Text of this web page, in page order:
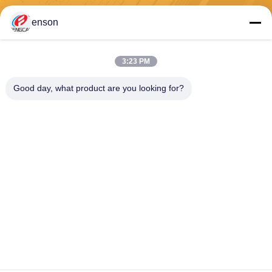
enson
3:23 PM
Good day, what product are you looking for?